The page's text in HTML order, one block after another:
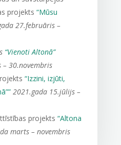
projekts “Mūsu
27.februāris –
“Vienoti Altonā”
30.novembris
“Izzini, izjūti,
2021.gada 15.jūlijs –
projekts “Altona
marts – novembris